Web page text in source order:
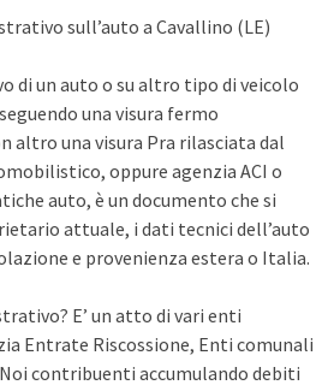
sull’auto a Cavallino (LE)
di un auto o su altro tipo di veicolo
una visura fermo
altro una visura Pra rilasciata dal
oppure agenzia ACI o
auto, è un documento che si
attuale, i dati tecnici dell’auto
e provenienza estera o Italia.
E’ un atto di vari enti
Entrate Riscossione, Enti comunali
contribuenti accumulando debiti